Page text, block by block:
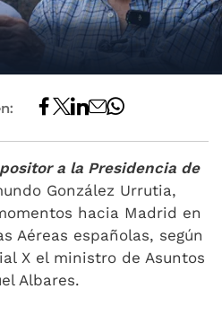
a la Presidencia de
González Urrutia,
hacia Madrid en
Aéreas españolas, según
X el ministro de Asuntos
Albares.